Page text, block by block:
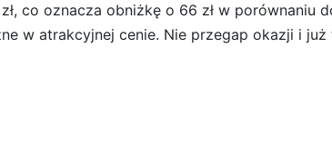
co oznacza obniżkę o 66 zł w porównaniu
w atrakcyjnej cenie. Nie przegap okazji i